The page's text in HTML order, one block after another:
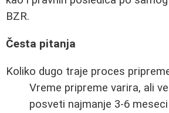
BZR.
Česta pitanja
Koliko dugo traje proces
Vreme pripreme varira, ali
posveti najmanje 3-6